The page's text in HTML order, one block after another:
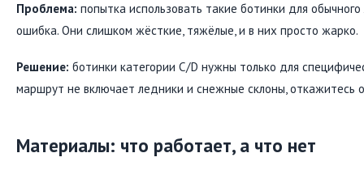
Проблема: попытка использовать такие ботинки для
ошибка. Они слишком жёсткие, тяжёлые, и в них просто жарко.
Решение: ботинки категории C/D нужны только для
маршрут не включает ледники и снежные склоны, откажитесь
Материалы: что работает, а что нет